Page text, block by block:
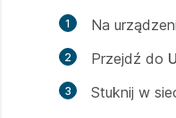
Na
Przejdź do
Stuknij w